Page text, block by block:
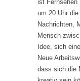
ist Fernsehen
um 20 Uhr die
Nachrichten,
Mensch
Idee, sich
Neue
dass sich die